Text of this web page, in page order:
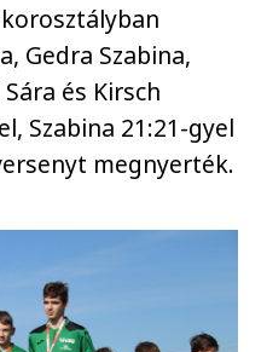
Gedra Szabina,
és Kirsch
Szabina 21:21-gyel
megnyerték.